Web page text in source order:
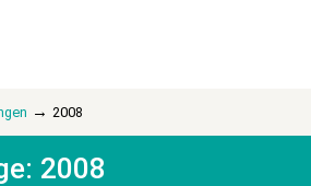
→ 2008
2008